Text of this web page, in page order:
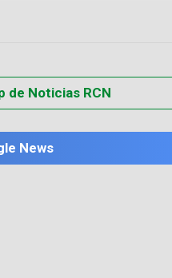
de Noticias RCN
News